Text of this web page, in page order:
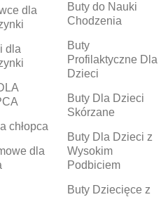
dla
dla
chłopca
dla
Buty do Nauki
Chodzenia
Buty
Profilaktyczne Dla
Dzieci
Buty Dla Dzieci
Skórzane
Buty Dla Dzieci z
Wysokim
Podbiciem
Buty Dziecięce z